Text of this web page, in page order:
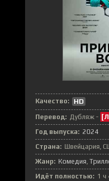
Качество:
HD
Перевод: Дубляж -
Год выпуска: 2024
Страна: Швейцария,
Жанр: Комедия
Идёт полностью: 1 ч